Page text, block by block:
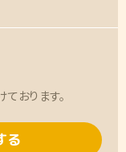
おります。
る